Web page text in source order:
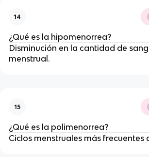
14
¿Qué es la hipomenorrea?
Disminución en la cantidad de
menstrual.
15
¿Qué es la polimenorrea?
Ciclos menstruales más frecuentes